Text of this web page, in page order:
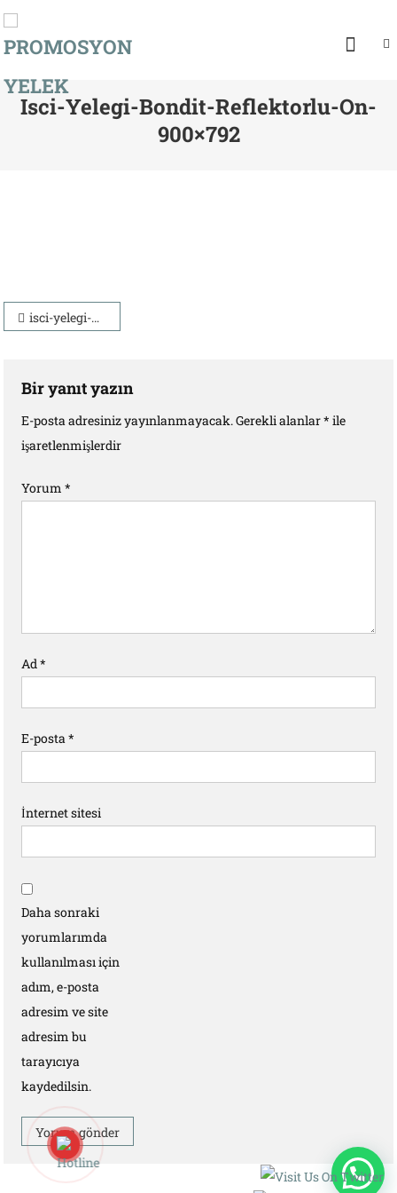
Isci-Yelegi-Bondit-Reflektorlu-On-
900×792
Yazı
isci-yelegi-bondit-reflektorlu-on-900×792
Bir yanıt yazın
E-posta adresiniz yayınlanmayacak.Gerekli alanlar* ile
işaretlenmişlerdir
Yorum*
Ad*
E-posta*
İnternet sitesi
Daha sonraki
yorumlarımda
kullanılması için
adım, e-posta
adresim ve site
adresim bu
tarayıcıya
kaydedilsin.